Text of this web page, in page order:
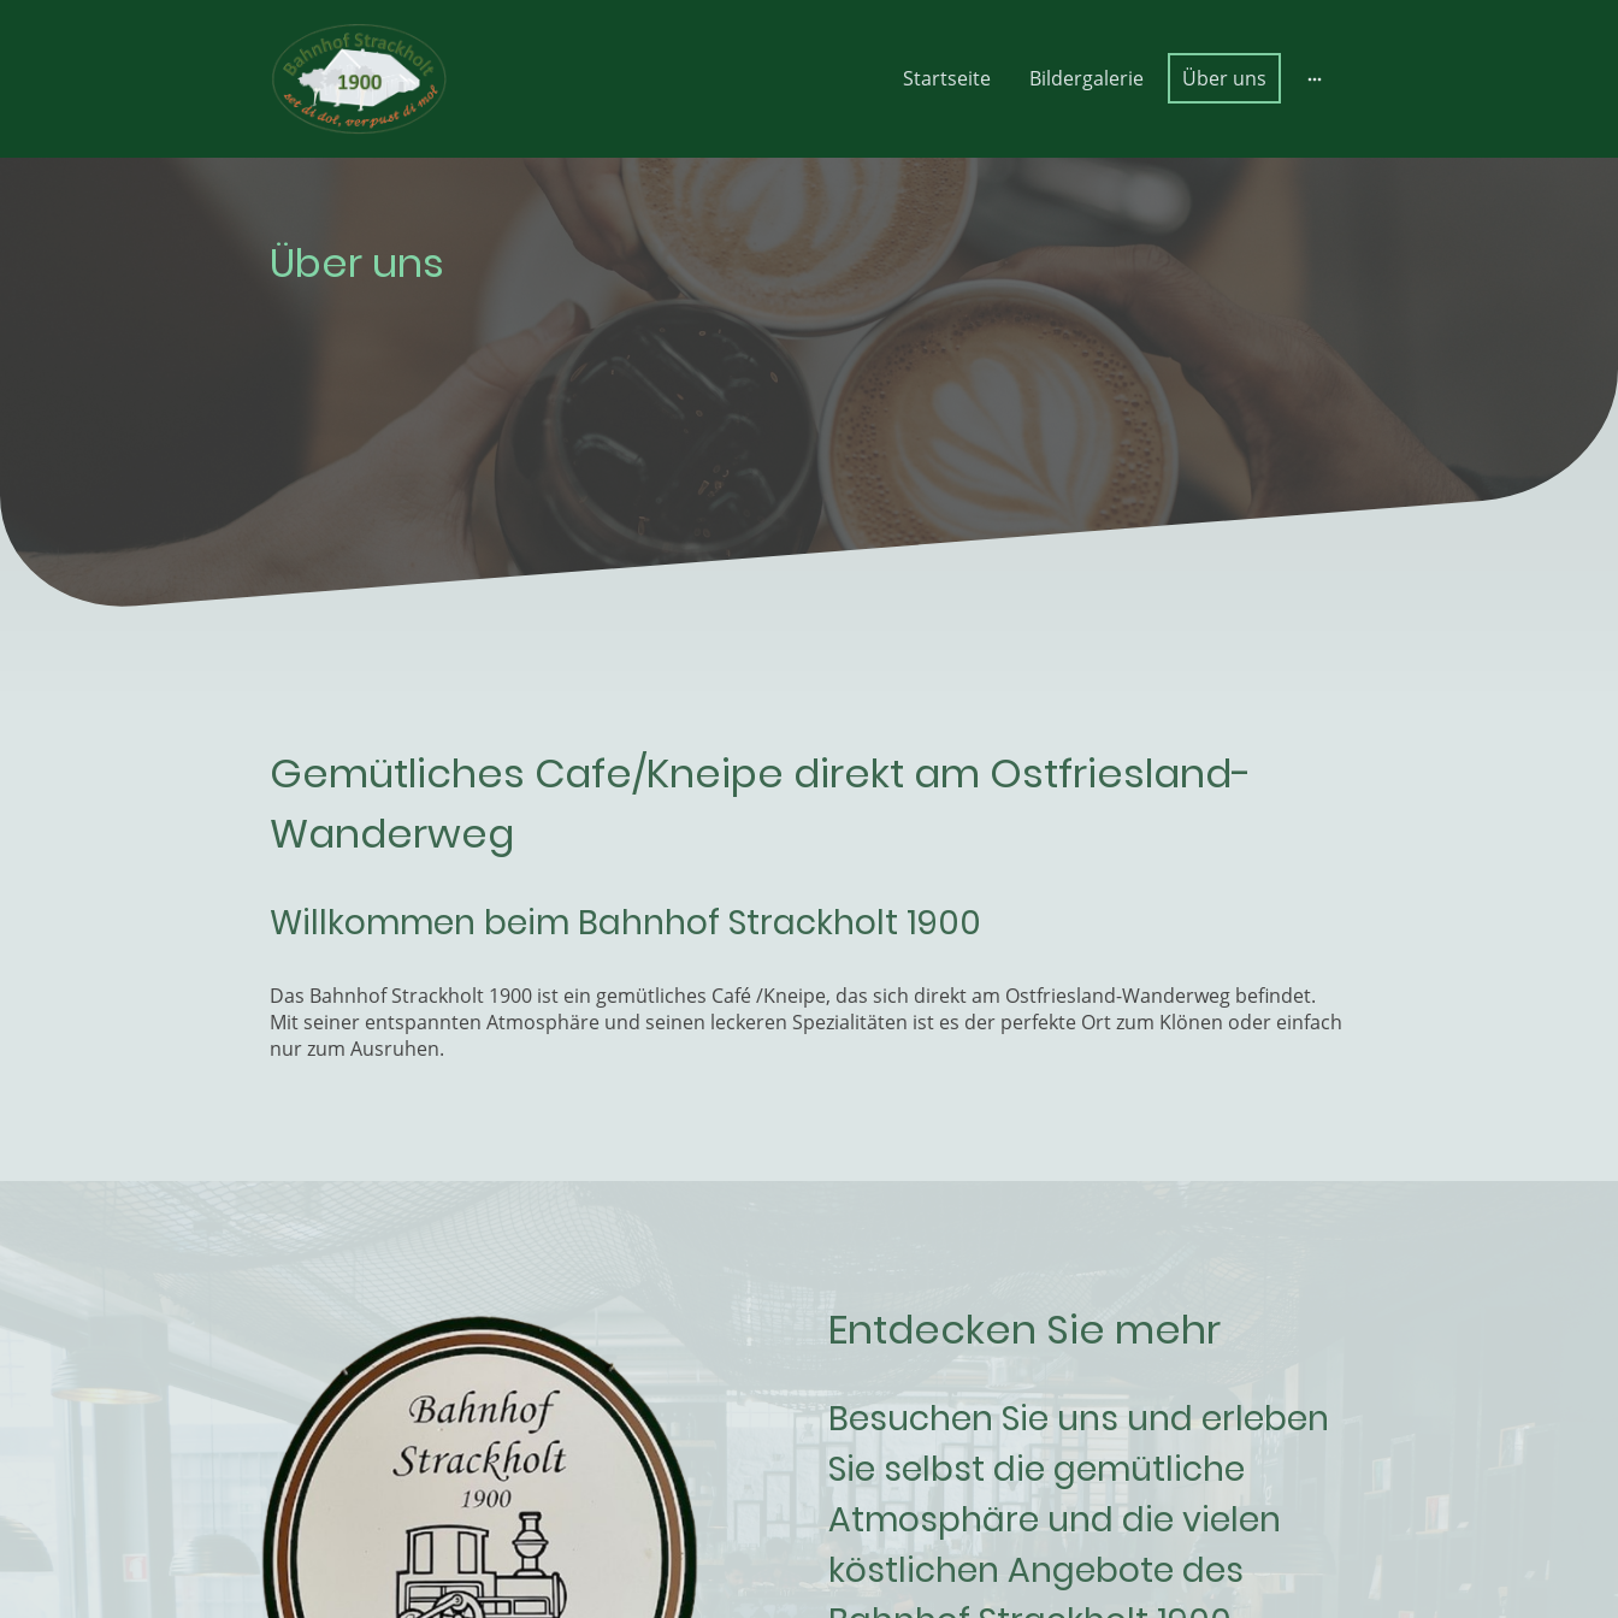
Startseite Bildergalerie Über uns
Über uns
Gemütliches Cafe/Kneipe direkt am Ostfriesland-
Wanderweg
Willkommen beim Bahnhof Strackholt 1900
Das Bahnhof Strackholt 1900 ist ein gemütliches Café /Kneipe, das sich direkt am Ostfriesland-Wanderweg befindet.
Mit seiner entspannten Atmosphäre und seinen leckeren Spezialitäten ist es der perfekte Ort zum Klönen oder einfach
nur zum Ausruhen.
Entdecken Sie mehr
Besuchen Sie uns und erleben
Sie selbst die gemütliche
Atmosphäre und die vielen
köstlichen Angebote des